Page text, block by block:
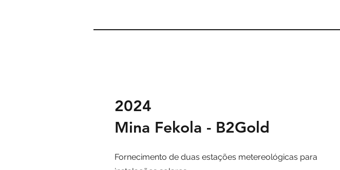
2024
Mina Fekola - B2Gold
Fornecimento de duas estações metereológicas para